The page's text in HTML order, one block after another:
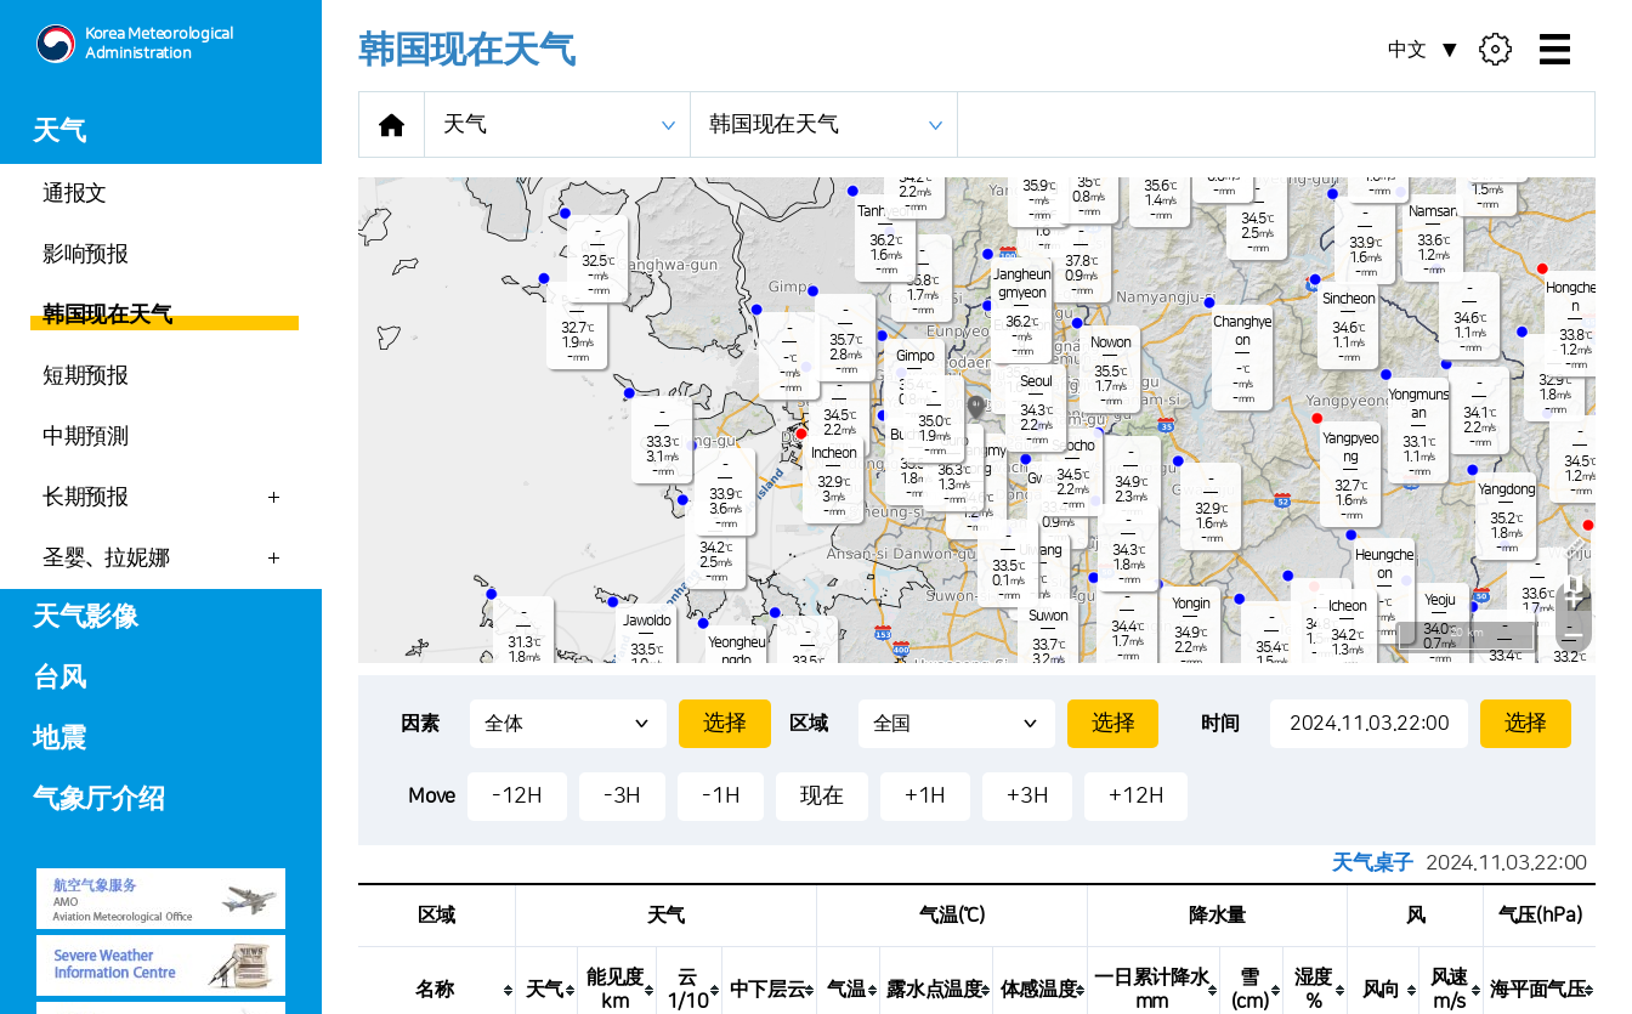
Korea Meteorological
Administration
天气
通报文
影响预报
韩国现在天气
短期预报
中期預測
长期预报
圣婴、拉妮娜
天气影像
台风
地震
气象厅介绍
中文
韩国现在天气
天气 韩国现在天气
-
33.6℃
1.7m/s
-mm
-
33.9℃
1.6m/s
-mm
-
34.2℃
2.5m/s
-mm
Yeongheu
ngdo
-mm
-
32.7℃
1.9m/s
-mm
Jawoldo
33.5℃
1.0m/s
Yangju
35.6
1.6m/s
-mm
-
33.4℃
Gwacheon
33.4℃
0.9m/s
-mm
Namsan
33.6℃
1.2m/s
-mm
-
33.3℃
3.1 m/s
-mm
-
34.1 ℃
2.2m/s
-mm
-
34.6℃
1.1 m/s
-mm
33.0
℃
m/s
Yongin
34.9℃
2.2m/s
-mm
Yeoju
34.0℃
0.7m/s
-mm
Yangdong
35.2℃
1.8m/s
-mm
-
32.9℃
1.6m/s
-mm
35.5
1.6m/s
-mm
1.9m/s
mm
-
33.5℃
29.9
-
34.5℃
2.2m/s
-mm
-
35.8℃
1.7m/s
-mm
-
34.5℃
2.5m/s
-mm
Pocheon
35.6℃
1.4m/s
-mm
-
-
-℃
-m/s
-mm
Sincheon
34.6℃
1.1 m/s
-mm
Changhye
on
-℃
-m/s
-mm
Tanhyeon
36.2℃
1.6m/s
-mm
35.9
0.0m/s
-mm
m/s
Heungche
on
-℃
-m/s
-mm
-
35.4℃
1.5m/s
Uiwang
-℃
- m/s
-mm
Gimpo
35.4℃
0.8
-mm
-
34.8
1.5 m/s
-mm
Gwangmy
eong
34.6
℃
1.2m/s
-mm
Bucheon
35.5℃
1.8m/s
-mm
-
35.7℃
2.8m/s
-mm
Guro
36.3℃
1.3m/s
-mm
Eunpyeon
g
35.3
1.6m/s
-mm
Nowon
35.5℃
1.7m/s
-mm
-
34.9℃
2.3m/s
-mm
Seocho
34.5℃
2.2m/s
-mm
-
37.8℃
0.9m/s
-mm
-
34.4℃
1.7m/s
-mm
-
33.5℃
0.1 m/s
-mm
-
34.3℃
1.8m/s
-mm
Jangheun
gmyeon
36.2℃
-m/s
-mm
n
35.9℃
-m/s
-mm
-
32.9℃
1.8m/s
-mm
-
33.2℃
-
34.5℃
1.2m/s
-mm
Yongmuns
an
33.1 ℃
1.1 m/s
-mm
-
-
31.3℃
1.8m/s
-
33.9℃
3.6m/s
-mm
-
35.0℃
1.9m/s
-mm
-
32.5℃
-m/s
-mm
Hongcheo
n
33.8℃
1.2m/s
-mm
Icheon
34.2℃
1.3m/s
mm
Yangpyeo
ng
32.7℃
1.6m/s
-mm
Suwon
33.7℃
3.2m/s
Incheon
32.9℃
3m/s
-mm
Seoul
34.3℃
2.2m/s
-mm
34.7
1.5m/s
-mm
34.2 ℃
2.2m/s
-mm
eon
35℃
0.8m/s
-mm
Bukchunc
1.4m/s
+
−
20 km
因素 区域 时间
Move -12H -3H -1H 现在 +1H +3H +12H
天气桌子 2024.11.03.22:00
区域 天气 气温(℃) 降水量 风 气压(hPa)
名称 天气
能见度
km
云
1/10
中下层云 气温 露水点温度 体感温度
一日累计降水
mm
雪
(cm)
湿度
%
风向
风速
m/s
海平面气压